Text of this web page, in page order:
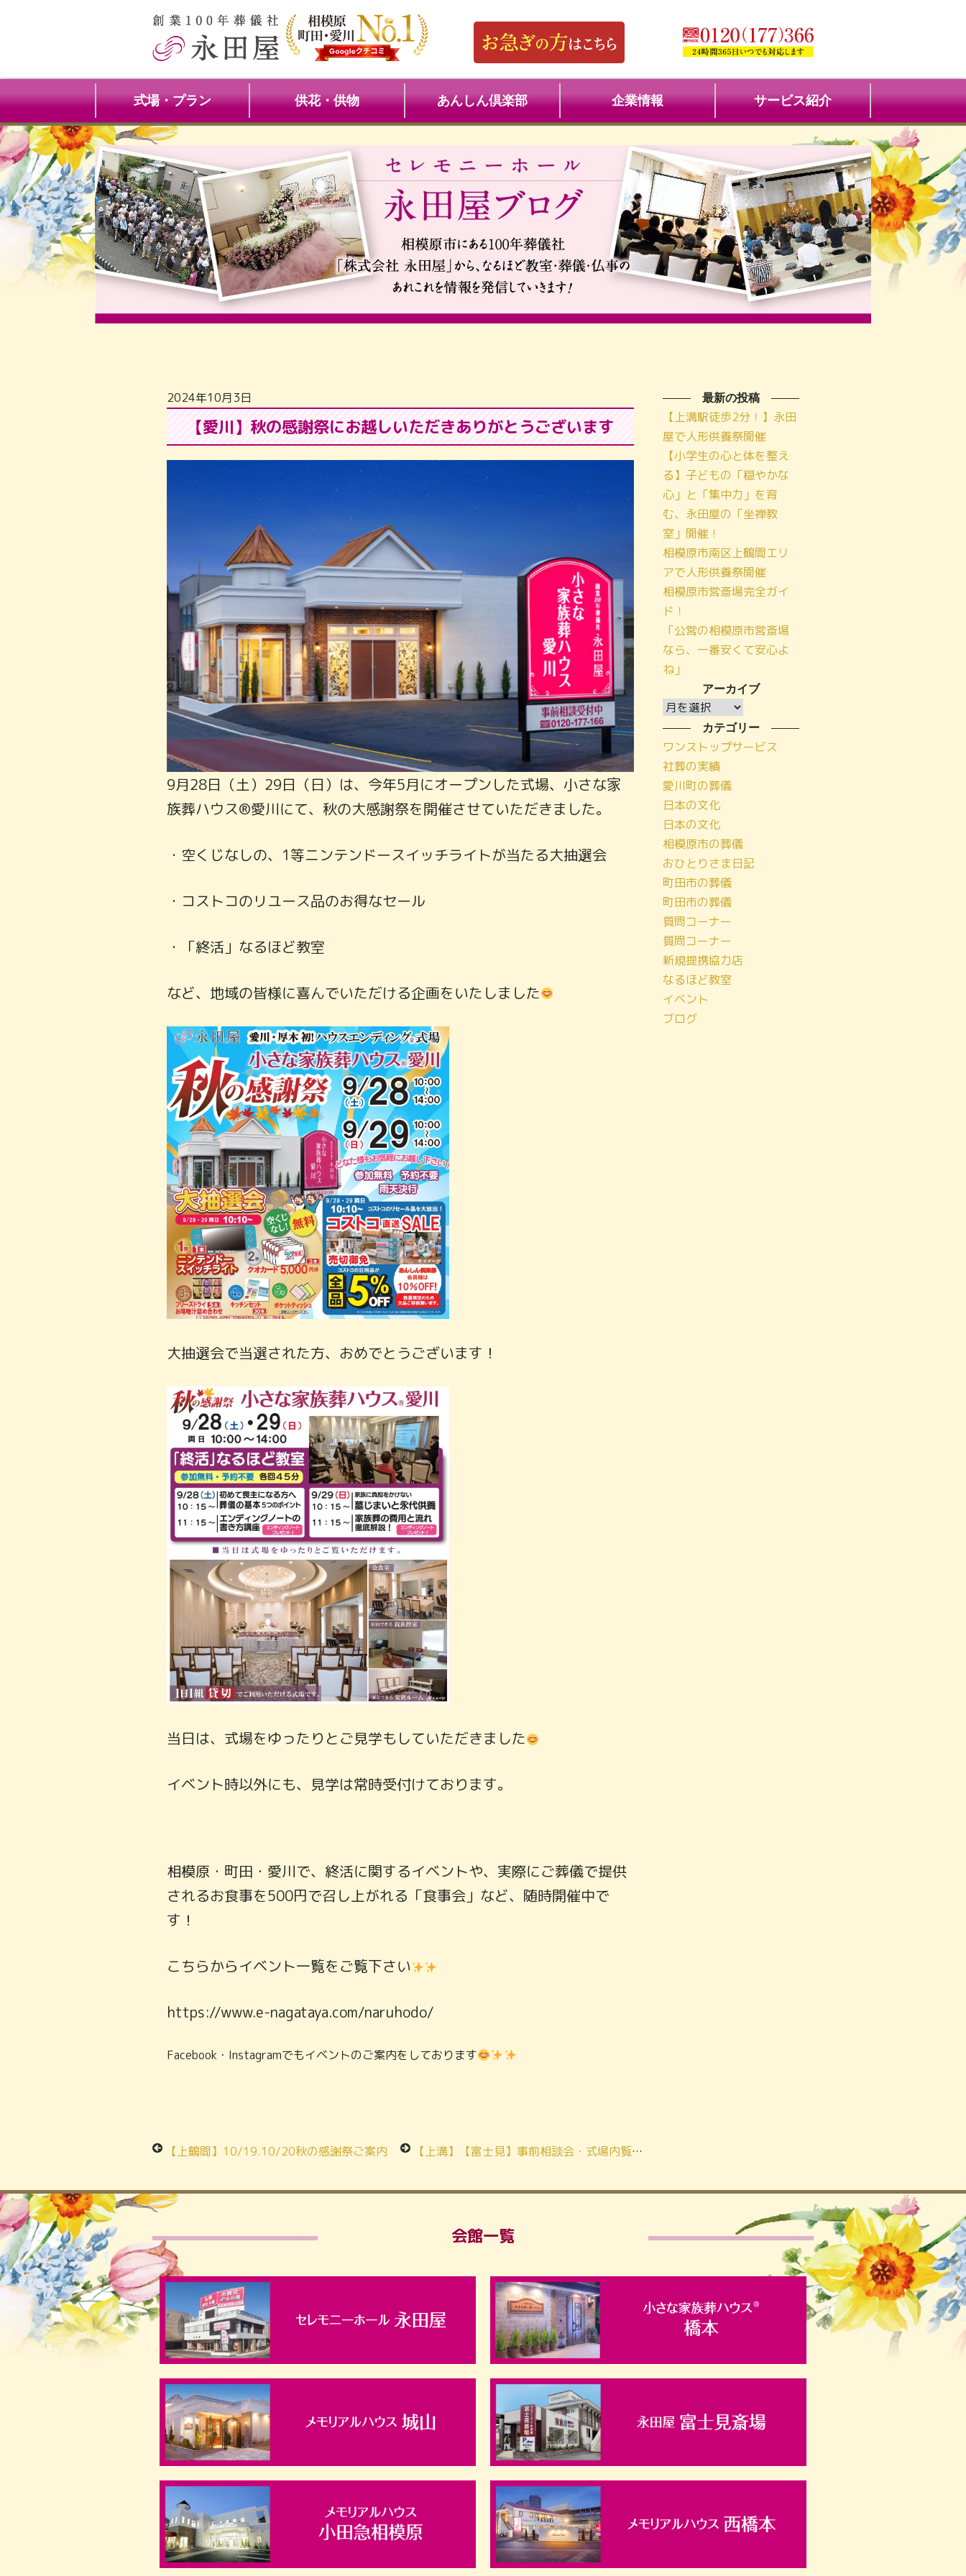
式場・プラン 供花・供物 あんしん倶楽部 企業情報 サービス紹介
2024年10月3日
【愛川】秋の感謝祭にお越しいただきありがとうございます
9月28日（土）29日（日）は、今年5月にオープンした式場、小さな家
族葬ハウス®愛川にて、秋の大感謝祭を開催させていただきました。
・空くじなしの、1等ニンテンドースイッチライトが当たる大抽選会
・コストコのリユース品のお得なセール
・「終活」なるほど教室
など、地域の皆様に喜んでいただける企画をいたしました
大抽選会で当選された方、おめでとうございます！
当日は、式場をゆったりとご見学もしていただきました
イベント時以外にも、見学は常時受付けております。
相模原・町田・愛川で、終活に関するイベントや、実際にご葬儀で提供
されるお食事を500円で召し上がれる「食事会」など、随時開催中で
す！
こちらからイベント一覧をご覧下さい
https://www.e-nagataya.com/naruhodo/
Facebook・Instagramでもイベントのご案内をしております
【上鶴間】10/19.10/20秋の感謝祭ご案内 【上溝】【富士見】事前相談会・式場内覧会ご案内
最新の投稿
【上溝駅徒歩2分！】永田
屋で人形供養祭開催
【小学生の心と体を整え
る】子どもの「穏やかな
心」と「集中力」を育
む、永田屋の「坐禅教
室」開催！
相模原市南区上鶴間エリ
アで人形供養祭開催
相模原市営斎場完全ガイ
ド！
「公営の相模原市営斎場
なら、一番安くて安心よ
ね」
アーカイブ
ア
ー
カ
イ
ブ
カテゴリー
ワンストップサービス
社葬の実績
愛川町の葬儀
日本の文化
日本の文化
相模原市の葬儀
おひとりさま日記
町田市の葬儀
町田市の葬儀
質問コーナー
質問コーナー
新規提携協力店
なるほど教室
イベント
ブログ
会館一覧